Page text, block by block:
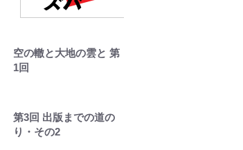
具」とは
一端にいることを体
感！ 登頂約10分でも大
ハイキング」パノラマ
絶景レポ【福島県福島
空の轍と大地の雲と 第
1回
第3回 出版までの道の
り・その2